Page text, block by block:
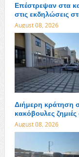
Επέστρεψαν στα
στις εκδηλώσεις
August 08, 2026
Διήμερη κράτηση
κακόβουλες
August 08, 2026